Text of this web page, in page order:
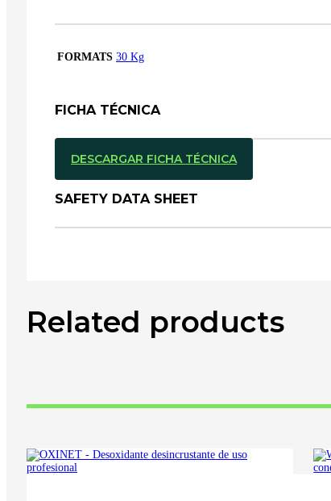
FORMATS 30 Kg
FICHA TÉCNICA
DESCARGAR FICHA TÉCNICA
SAFETY DATA SHEET
Related products